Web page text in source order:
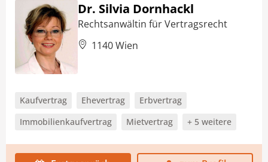
Dr. Silvia Dornhackl
Rechtsanwältin für Vertragsrecht
1140 Wien
Kaufvertrag Ehevertrag
Erbvertrag
Immobilienkaufvertrag
Mietvertrag + 5 weitere